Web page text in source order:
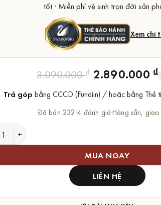
tốt · Miễn phí vệ sinh trọn đời sản
Xem chi
3.090.000₫ Giá
là:
2.890.000 ₫
Giá
tại
là:
Trả góp bằng CCCD (Fundiin) / hoặc bằng Thẻ
Đã bán 232·4 đánh giá·Hàng sẵn,
Swarovski Chính Hãng Idyllia Pendant
MUA NGAY
LIÊN HỆ